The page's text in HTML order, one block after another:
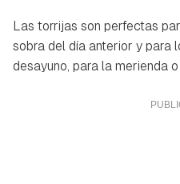
Las torrijas son perfectas
sobra del día anterior y para
desayuno, para la merienda